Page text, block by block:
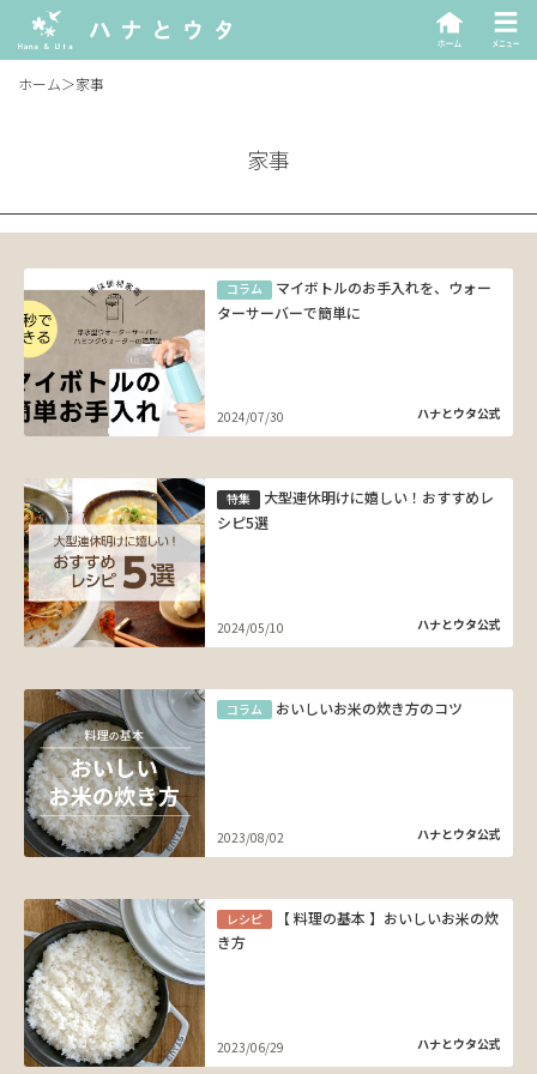
ホーム＞家事
家事
コラム
マイボトルのお手入れを、ウォー
ターサーバーで簡単に
2024/07/30 ハナとウタ公式
特集
大型連休明けに嬉しい！おすすめレ
シピ5選
2024/05/10 ハナとウタ公式
コラム おいしいお米の炊き方のコツ
2023/08/02 ハナとウタ公式
レシピ
【 料理の基本 】おいしいお米の炊
き方
2023/06/29 ハナとウタ公式